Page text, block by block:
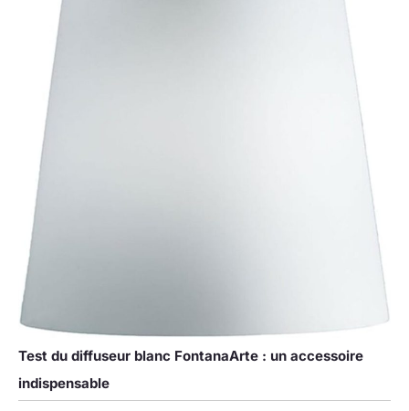
Test du diffuseur blanc FontanaArte : un accessoire
indispensable